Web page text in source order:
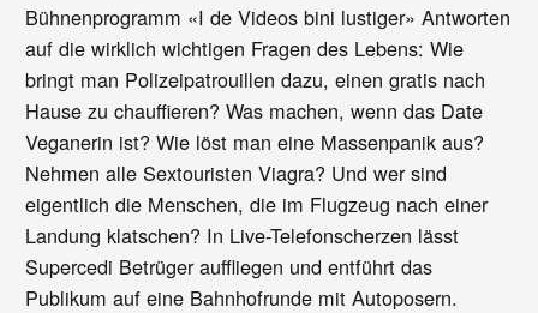
Bühnenprogramm «I de Videos bini lustiger» Antworten
auf die wirklich wichtigen Fragen des Lebens: Wie
bringt man Polizeipatrouillen dazu, einen gratis nach
Hause zu chauffieren? Was machen, wenn das Date
Veganerin ist? Wie löst man eine Massenpanik aus?
Nehmen alle Sextouristen Viagra? Und wer sind
eigentlich die Menschen, die im Flugzeug nach einer
Landung klatschen? In Live-Telefonscherzen lässt
Supercedi Betrüger auffliegen und entführt das
Publikum auf eine Bahnhofrunde mit Autoposern.